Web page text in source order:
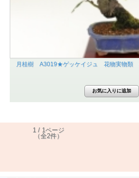
月桂樹 A3019★ゲッケイジュ 花物実物類
1 / 1ページ
（全2件）